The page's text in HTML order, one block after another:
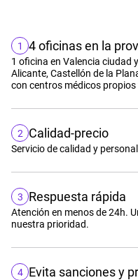
1 4 oficinas en la
1 oficina en Valencia ciudad
Alicante, Castellón de la
con centros médicos
2 Calidad-precio
Servicio de calidad y
3 Respuesta rápida
Atención en menos de 24h.
nuestra prioridad.
4 Evita sanciones y